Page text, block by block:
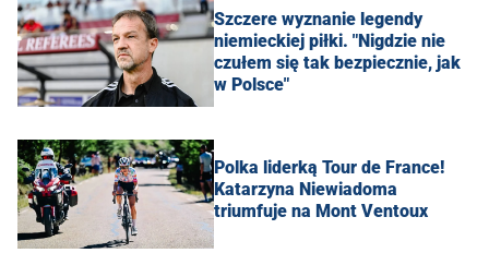
Szczere wyznanie legendy
niemieckiej piłki. "Nigdzie nie
czułem się tak bezpiecznie, jak
w Polsce"
Polka liderką Tour de France!
Katarzyna Niewiadoma
triumfuje na Mont Ventoux